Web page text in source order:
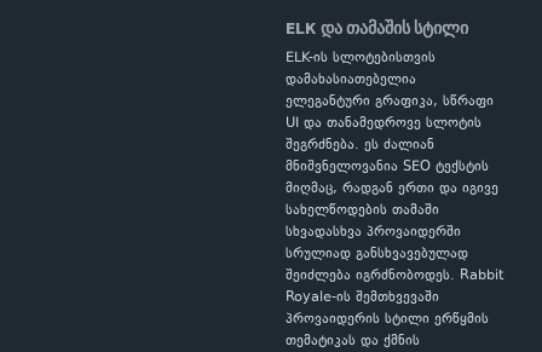
ELK და თამაშის სტილი
ELK-ის სლოტებისთვის
დამახასიათებელია
ელეგანტური გრაფიკა, სწრაფი
UI და თანამედროვე სლოტის
შეგრძნება. ეს ძალიან
მნიშვნელოვანია SEO ტექსტის
მიღმაც, რადგან ერთი და იგივე
სახელწოდების თამაში
სხვადასხვა პროვაიდერში
სრულიად განსხვავებულად
შეიძლება იგრძნობოდეს. Rabbit
Royale-ის შემთხვევაში
პროვაიდერის სტილი ერწყმის
თემატიკას და ქმნის